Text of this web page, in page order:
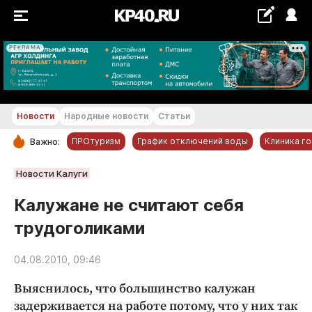
РЕКЛАМА
+18...+19 °С
РУБРИКИ
Новости компаний
Статьи
Народные новости
Авто и транспорт
Благоустройство
Новости Народные новости Статьи
Важно: ПРОтуризм График отключений воды Клиника
Новости Калуги
Калужане не считают себя
трудоголиками
04.08.2010, 09:46
Выяснилось, что большинство калужан
задерживается на работе потому, что у них так